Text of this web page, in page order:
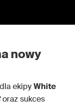
nowy
ekipyWhite
oraz sukces